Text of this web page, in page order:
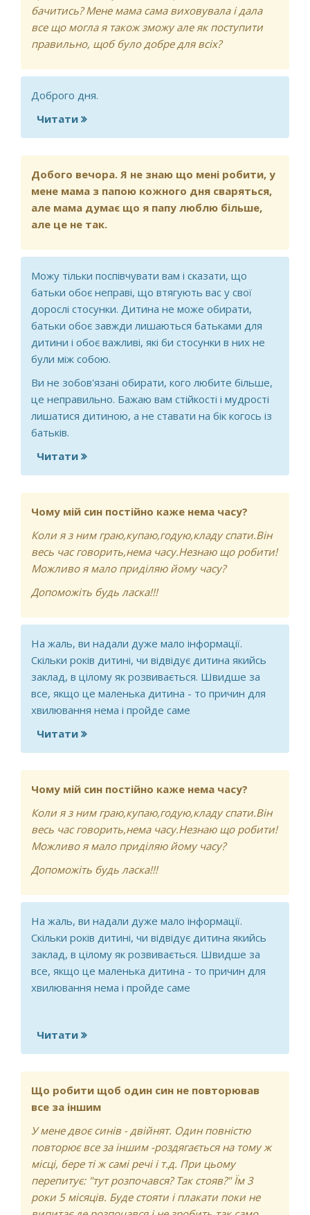
бачитись? Мене мама сама виховувала і дала
все що могла я також зможу але як поступити
правильно, щоб було добре для всіх?
Доброго дня.
Читати про Чи варто батькові підтримувати
зв'язок з дитиною?
Добого вечора. Я не знаю що мені робити, у
мене мама з папою кожного дня сваряться,
але мама думає що я папу люблю більше,
але це не так.
Можу тільки поспівчувати вам і сказати, що
батьки обоє неправі, що втягують вас у свої
дорослі стосунки. Дитина не може обирати,
батьки обоє завжди лишаються батьками для
дитини і обоє важливі, які би стосунки в них не
були між собою.
Ви не зобов'язані обирати, кого любите більше,
це неправильно. Бажаю вам стійкості і мудрості
лишатися дитиною, а не ставати на бік когось із
батьків.
Читати про Добого вечора. Я не знаю що мені
робити, у мене мама з папою кожного
дня сваряться, але мама думає що я
папу люблю більше, але це не так.
Чому мій син постійно каже нема часу?
Коли я з ним граю,купаю,годую,кладу спати.Він
весь час говорить,нема часу.Незнаю що робити!
Можливо я мало приділяю йому часу?
Допоможіть будь ласка!!!
На жаль, ви надали дуже мало інформації.
Скільки років дитині, чи відвідує дитина якийсь
заклад, в цілому як розвивається. Швидше за
все, якщо це маленька дитина - то причин для
хвилювання нема і пройде саме
Читати про Чому мій син постійно каже нема
часу?
Чому мій син постійно каже нема часу?
Коли я з ним граю,купаю,годую,кладу спати.Він
весь час говорить,нема часу.Незнаю що робити!
Можливо я мало приділяю йому часу?
Допоможіть будь ласка!!!
На жаль, ви надали дуже мало інформації.
Скільки років дитині, чи відвідує дитина якийсь
заклад, в цілому як розвивається. Швидше за
все, якщо це маленька дитина - то причин для
хвилювання нема і пройде саме
Читати про Чому мій син постійно каже нема
часу?
Що робити щоб один син не повторював
все за іншим
У мене двоє синів - двійнят. Один повністю
повторює все за іншим -роздягається на тому ж
місці, бере ті ж самі речі і т.д. При цьому
перепитує: "тут розпочався? Так стояв?" Їм 3
роки 5 місяців. Буде стояти і плакати поки не